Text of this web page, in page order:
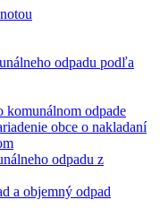
odpadu podľa
komunálnom odpade
obce o nakladaní
odpadu z
a objemný odpad